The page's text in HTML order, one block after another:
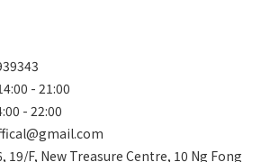
- 21:00
- 22:00
19/F, New Treasure Centre, 10 Ng Fong